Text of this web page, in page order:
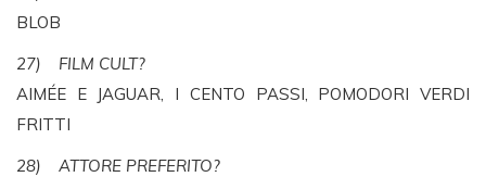
BLOB
27) FILM CULT?
AIMÉE E JAGUAR, I CENTO PASSI, POMODORI VERDI
FRITTI
28) ATTORE PREFERITO?